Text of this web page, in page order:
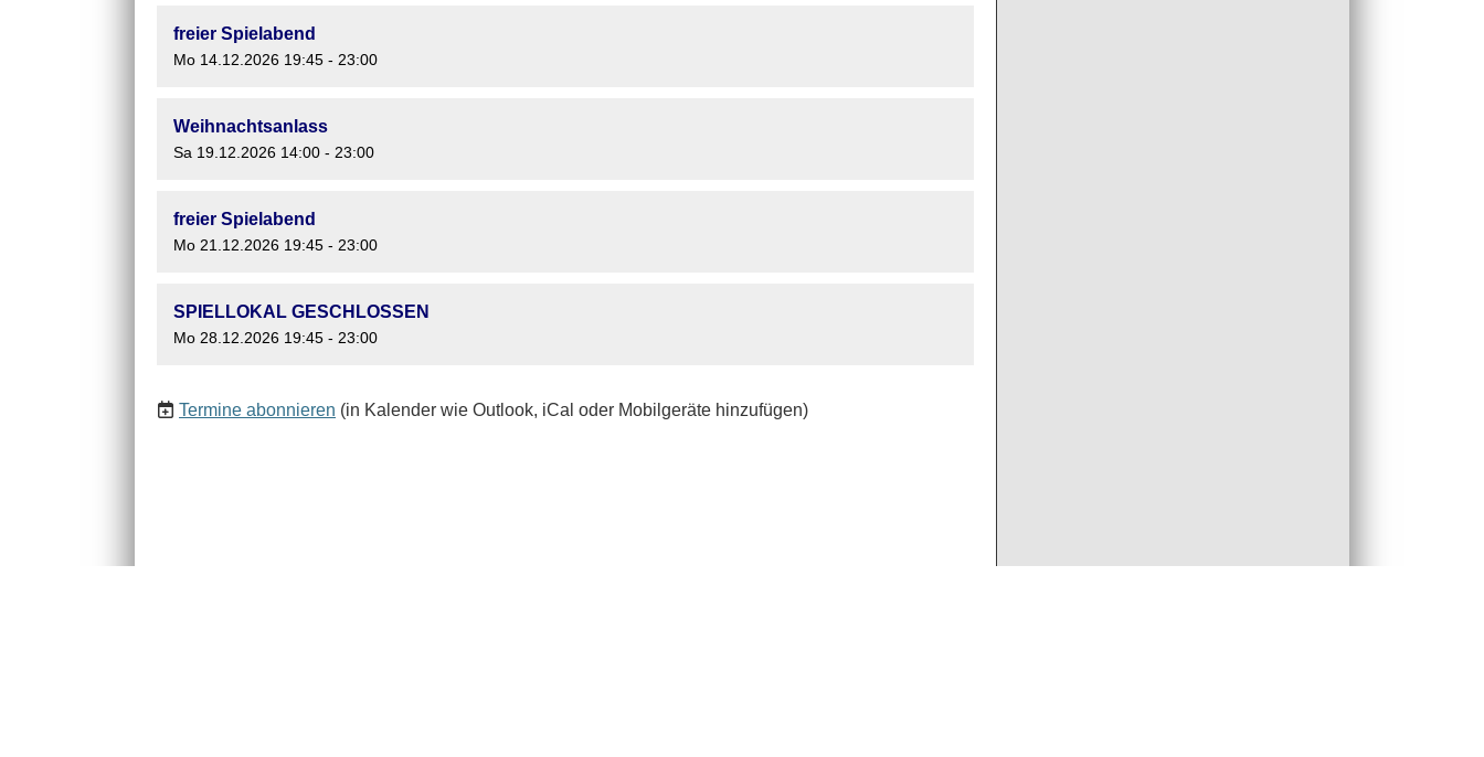
freier Spielabend
Mo 14.12.2026 19:45 - 23:00
Weihnachtsanlass
Sa 19.12.2026 14:00 - 23:00
freier Spielabend
Mo 21.12.2026 19:45 - 23:00
SPIELLOKAL GESCHLOSSEN
Mo 28.12.2026 19:45 - 23:00
Termine abonnieren (in Kalender wie Outlook, iCal oder Mobilgeräte hinzufügen)